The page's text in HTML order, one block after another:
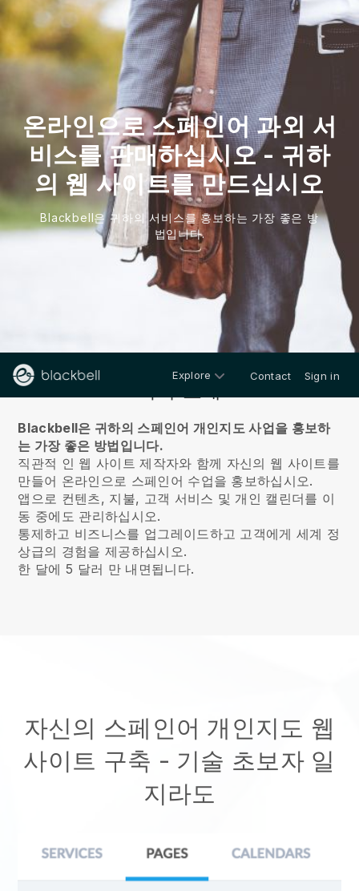
온라인으로 스페인어 과외 서
비스를 판매하십시오 - 귀하
의 웹 사이트를 만드십시오
Blackbell은 귀하의 서비스를 홍보하는 가장 좋은 방
법입니다.
Explore Contact Sign in
Blackbell은 귀하의 스페인어 개인지도 사업을 홍보하
는 가장 좋은 방법입니다.
직관적 인 웹 사이트 제작자와 함께 자신의 웹 사이트를
만들어 온라인으로 스페인어 수업을 홍보하십시오.
앱으로 컨텐츠, 지불, 고객 서비스 및 개인 캘린더를 이
동 중에도 관리하십시오.
통제하고 비즈니스를 업그레이드하고 고객에게 세계 정
상급의 경험을 제공하십시오.
한 달에 5 달러 만 내면됩니다.
자신의 스페인어 개인지도 웹
사이트 구축 - 기술 초보자 일
지라도